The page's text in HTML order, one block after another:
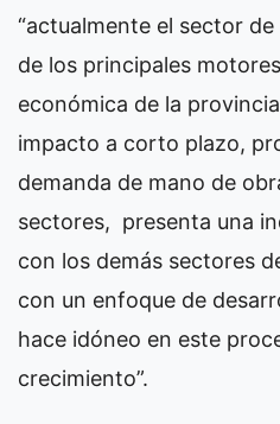
“actualmente el sector
de los principales
económica de la
impacto a corto plazo,
demanda de mano de
sectores, presenta una
con los demás sectores
con un enfoque de
hace idóneo en este
crecimiento”.